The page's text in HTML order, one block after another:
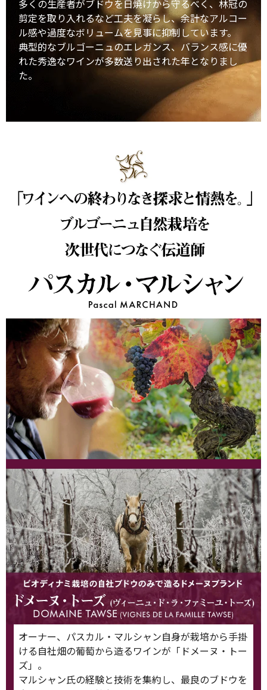
多くの生産者がブドウを日焼けから守るべく、林冠の
剪定を取り入れるなど工夫を凝らし、余計なアルコー
ル感や過度なボリュームを見事に抑制しています。
典型的なブルゴーニュのエレガンス、バランス感に優
れた秀逸なワインが多数送り出された年となりまし
た。
オーナー、パスカル・マルシャン自身が栽培から手掛
ける自社畑の葡萄から造るワインが「ドメーヌ・トー
ズ」。
マルシャン氏の経験と技術を集約し、最良のブドウを